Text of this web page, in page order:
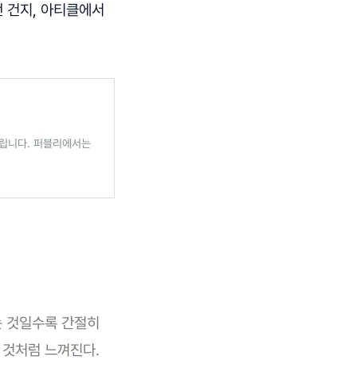
지, 아티클에서
니다. 퍼블리에서는
일수록 간절히
처럼 느껴진다.